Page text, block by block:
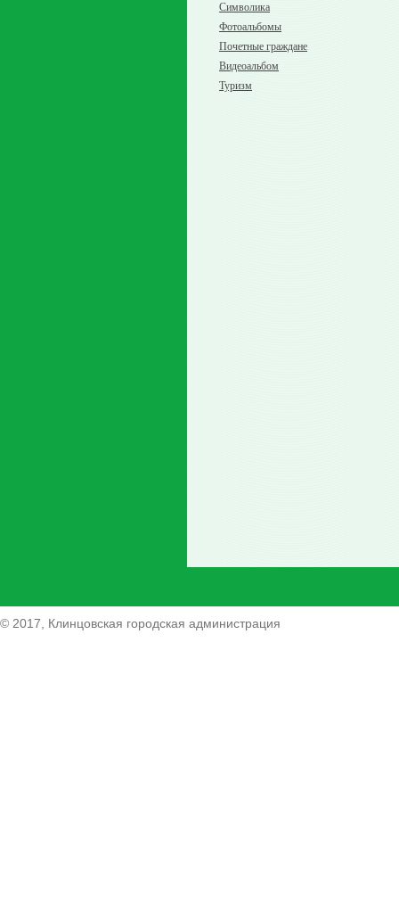
Символика
Фотоальбомы
Почетные граждане
Видеоальбом
Туризм
© 2017, Клинцовская городская администрация